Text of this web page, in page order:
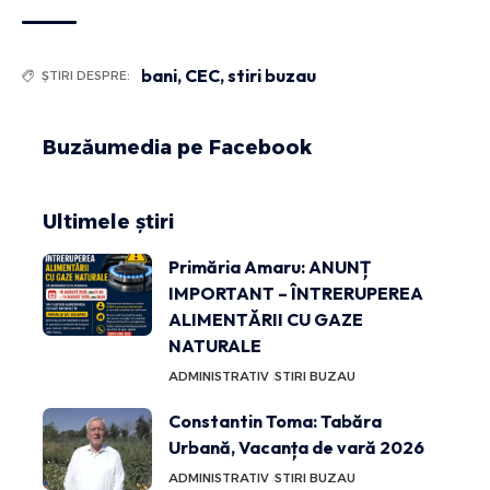
ȘTIRI DESPRE: bani, CEC,stiri buzau
Buzăumedia pe Facebook
Ultimele știri
Primăria Amaru: ANUNȚ
IMPORTANT – ÎNTRERUPEREA
ALIMENTĂRII CU GAZE
NATURALE
ADMINISTRATIV STIRI BUZAU
Constantin Toma: Tabăra
Urbană, Vacanța de vară 2026
ADMINISTRATIV STIRI BUZAU